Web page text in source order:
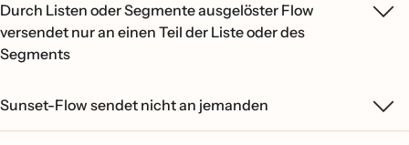
Durch Listen oder Segmente ausgelöster Flow
versendet nur an einen Teil der Liste oder des
Segments
Sunset-Flow sendet nicht an jemanden